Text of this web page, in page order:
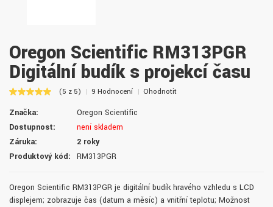
Oregon Scientific RM313PGR
Digitální budík s projekcí času
(5 z 5) 9 Hodnocení Ohodnotit
Značka:
Oregon Scientific
Dostupnost:
není skladem
Záruka:
2 roky
Produktový kód:
RM313PGR
Oregon Scientific RM313PGR je digitální budík hravého vzhledu s LCD
displejem; zobrazuje čas (datum a měsíc) a vnitřní teplotu; Možnost